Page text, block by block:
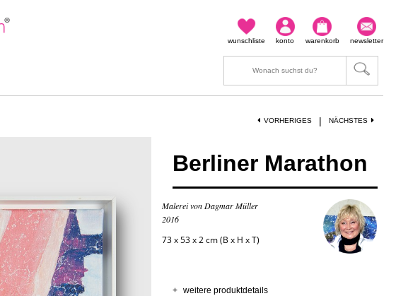
newsletter
warenkorb
konto
wunschliste
NÄCHSTES
|
VORHERIGES
Berliner Marathon
Malerei von Dagmar Müller
2016
73 x 53 x 2 cm (B x H x T)
+ weitere produktdetails